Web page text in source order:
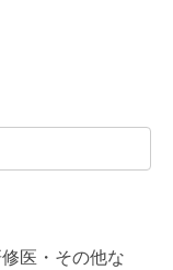
医・その他な